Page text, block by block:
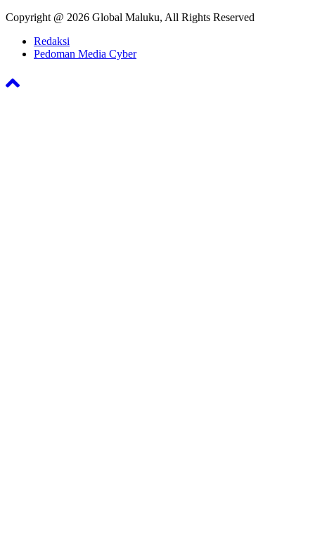
Copyright @ 2026 Global Maluku, All Rights Reserved
Redaksi
Pedoman Media Cyber